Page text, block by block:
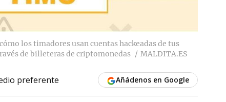
los timadores usan cuentas hackeadas de tus
de billeteras de criptomonedas
MALDITA.ES
preferente Añádenos en Google